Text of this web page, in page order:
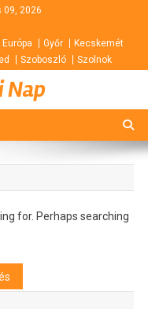
09, 2026
Európa Győr
Kecskemét
Szoboszló Szolnok
Nap
for. Perhaps searching